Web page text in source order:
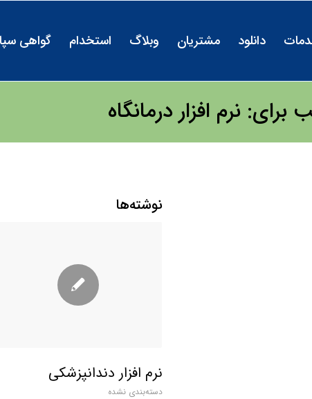
دانلود مشتریان وبلاگ استخدام گواهی
نرم افزار درمانگاه
نوشته‌ها
نرم افزار دندانپزشکی
دسته‌بندی نشده